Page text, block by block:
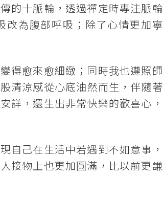
的十脈輪，透過禪定時專注脈輪
改為腹部呼吸；除了心情更加寧
得愈來愈細緻；同時我也遵照師
清涼感從心底油然而生，伴隨著
詳，還生出非常快樂的歡喜心，
自己在生活中若遇到不如意事，
接物上也更加圓滿，比以前更謙